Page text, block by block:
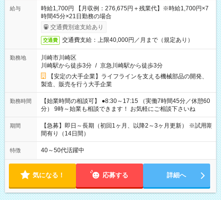
給与
時給1,700円 【月収例：276,675円＋残業代】※時給1,700円×7
時間45分×21日勤務の場合
交通費別途支給あり
交通費 交通費支給：上限40,000円／月まで（規定あり）
勤務地
川崎市川崎区
川崎駅から徒歩3分 / 京急川崎駅から徒歩3分
【安定の大手企業】ライフラインを支える機械部品の開発、
製造、販売を行う大手企業
勤務時間
【始業時間の相談可】 ●8:30～17:15 （実働7時間45分／休憩60
分） 9時～始業も相談できます！ お気軽にご相談下さいね
期間
【急募】即日～長期（初回1ヶ月、以降2～3ヶ月更新） ※試用期
間有り（14日間）
特徴 40～50代活躍中
気になる！ 応募する 詳細へ